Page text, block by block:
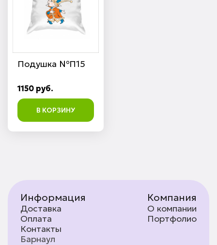
Подушка №П15
1150 руб.
В КОРЗИНУ
Информация
Доставка
Оплата
Контакты
Компания
О компании
Портфолио
Барнаул